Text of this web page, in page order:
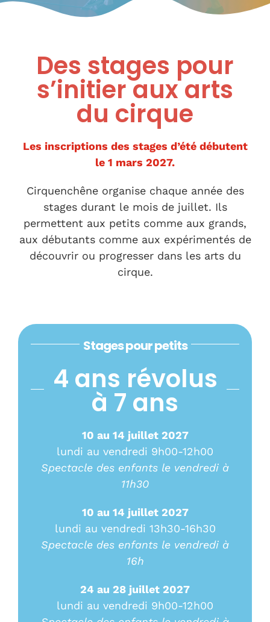
Des stages pour
s’initier aux arts
du cirque
Les inscriptions des stages d’été débutent
le 1 mars 2027.
Cirquenchêne organise chaque année des
stages durant le mois de juillet. Ils
permettent aux petits comme aux grands,
aux débutants comme aux expérimentés de
découvrir ou progresser dans les arts du
cirque.
Stages pour petits
4 ans révolus
à 7 ans
10 au 14 juillet 2027
lundi au vendredi 9h00-12h00
Spectacle des enfants le vendredi à
11h30
10 au 14 juillet 2027
lundi au vendredi 13h30-16h30
Spectacle des enfants le vendredi à
16h
24 au 28 juillet 2027
lundi au vendredi 9h00-12h00